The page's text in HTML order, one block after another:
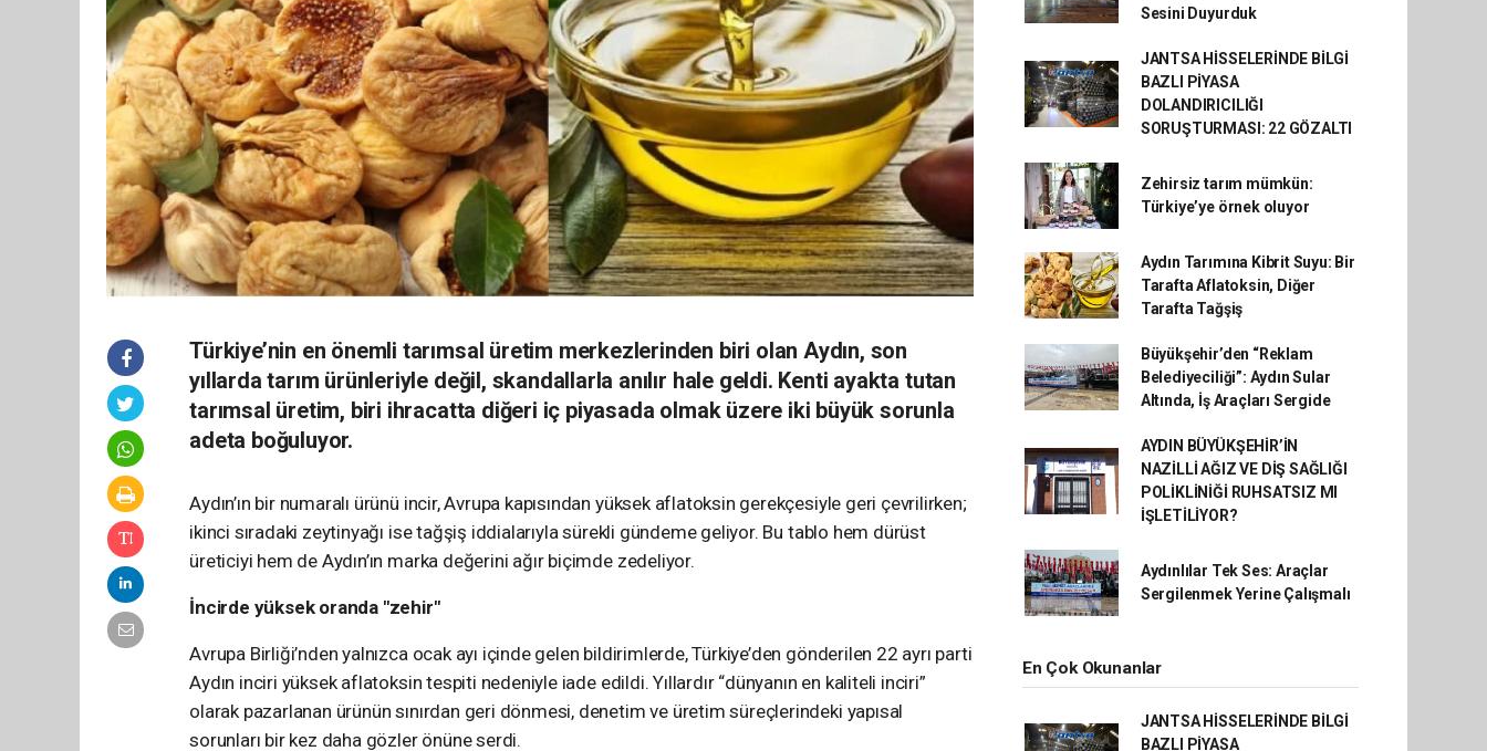
Türkiye’nin en önemli tarımsal üretim merkezlerinden biri olan Aydın, son
yıllarda tarım ürünleriyle değil, skandallarla anılır hale geldi. Kenti ayakta tutan
tarımsal üretim, biri ihracatta diğeri iç piyasada olmak üzere iki büyük sorunla
adeta boğuluyor.
Aydın’ın bir numaralı ürünü incir, Avrupa kapısından yüksek aflatoksin gerekçesiyle geri çevrilirken;
ikinci sıradaki zeytinyağı ise tağşiş iddialarıyla sürekli gündeme geliyor. Bu tablo hem dürüst
üreticiyi hem de Aydın’ın marka değerini ağır biçimde zedeliyor.
İncirde yüksek oranda "zehir"
Avrupa Birliği’nden yalnızca ocak ayı içinde gelen bildirimlerde, Türkiye’den gönderilen 22 ayrı parti
Aydın inciri yüksek aflatoksin tespiti nedeniyle iade edildi. Yıllardır “dünyanın en kaliteli inciri”
olarak pazarlanan ürünün sınırdan geri dönmesi, denetim ve üretim süreçlerindeki yapısal
sorunları bir kez daha gözler önüne serdi.
Sesini Duyurduk
JANTSA HİSSELERİNDE BİLGİ
BAZLI PİYASA
DOLANDIRICILIĞI
SORUŞTURMASI: 22 GÖZALTI
Zehirsiz tarım mümkün:
Türkiye’ye örnek oluyor
Aydın Tarımına Kibrit Suyu: Bir
Tarafta Aflatoksin, Diğer
Tarafta Tağşiş
Büyükşehir’den “Reklam
Belediyeciliği”: Aydın Sular
Altında, İş Araçları Sergide
AYDIN BÜYÜKŞEHİR’İN
NAZİLLİ AĞIZ VE DİŞ SAĞLIĞI
POLİKLİNİĞİ RUHSATSIZ MI
İŞLETİLİYOR?
Aydınlılar Tek Ses: Araçlar
Sergilenmek Yerine Çalışmalı
En Çok Okunanlar
JANTSA HİSSELERİNDE BİLGİ
BAZLI PİYASA